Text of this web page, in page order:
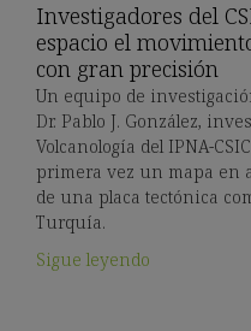
Investigadores del
espacio el
con gran precisión
Un equipo de
Dr. Pablo J. González,
Volcanología del IPNA-
primera vez un mapa en
de una placa tectónica
Turquía.
Sigue leyendo